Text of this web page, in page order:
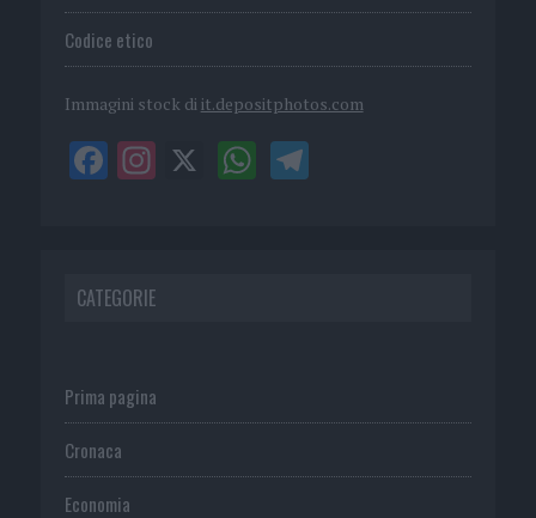
Codice etico
Immagini stock di it.depositphotos.com
CATEGORIE
Prima pagina
Cronaca
Economia